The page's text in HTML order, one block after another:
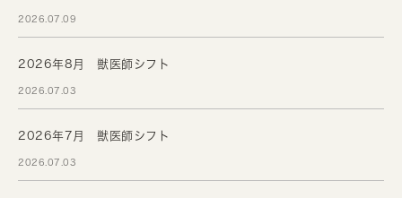
2026.07.09
2026年8月 獣医師シフト
2026.07.03
2026年7月 獣医師シフト
2026.07.03